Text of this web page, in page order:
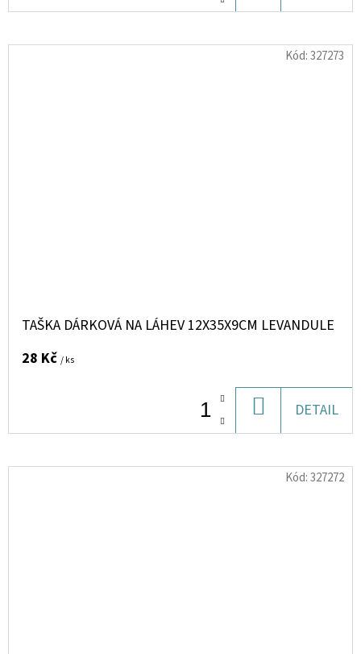
KOŠÍKU
TAŠKA DÁRKOVÁ NA LÁHEV 12X35X9CM LEVANDULE
28 Kč / ks
KOŠÍKU
DETAIL
Kód:327273
Kód:327272